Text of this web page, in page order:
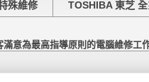
殊維修 TOSHIBA 東芝
意為最高指導原則的電腦維修